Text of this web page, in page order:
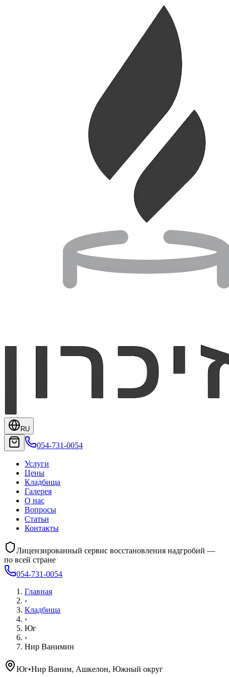
RU
054-731-0054
Услуги
Цены
Кладбища
Галерея
О нас
Вопросы
Статьи
Контакты
Лицензированный сервис восстановления надгробий —
по всей стране
054-731-0054
Главная
›
Кладбища
›
Юг
›
Нир Ванимин
Юг•Нир Ваним, Ашкелон, Южный округ